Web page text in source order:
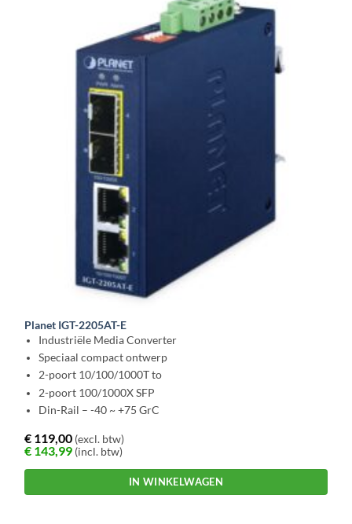
Planet IGT-2205AT-E
Industriële Media Converter
Speciaal compact ontwerp
2-poort 10/100/1000T to
2-poort 100/1000X SFP
Din-Rail – -40 ~ +75 GrC
€ 119,00 (excl. btw)
€ 143,99 (incl. btw)
IN WINKELWAGEN